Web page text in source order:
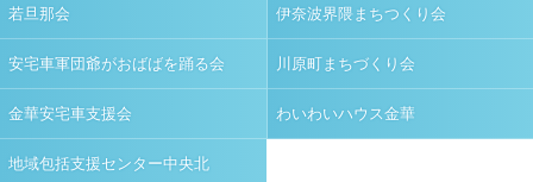
若旦那会 伊奈波界隈まちつくり会
安宅車軍団爺がおばばを踊る会 川原町まちづくり会
金華安宅車支援会 わいわいハウス金華
地域包括支援センター中央北